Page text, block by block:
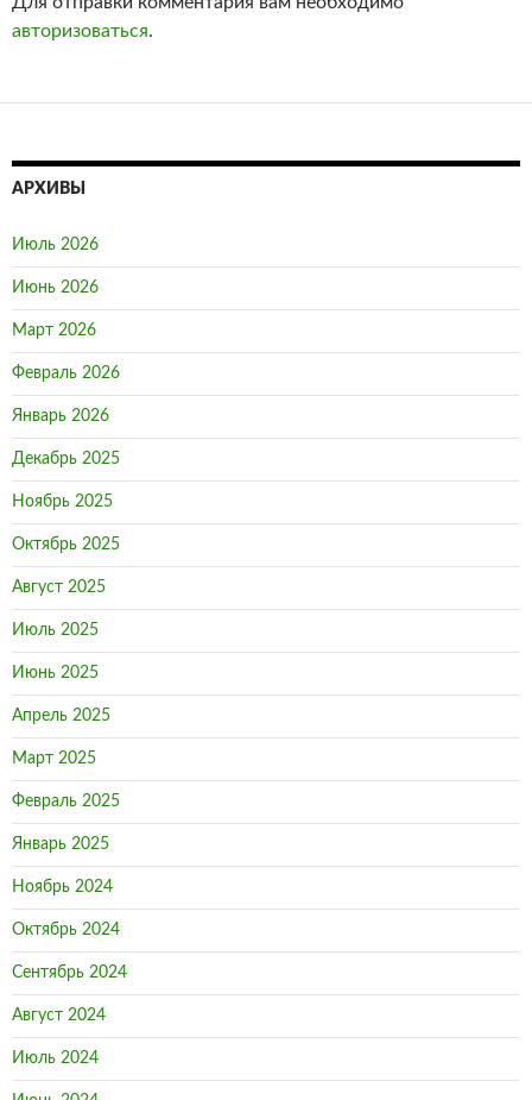
авторизоваться.
АРХИВЫ
Июль 2026
Июнь 2026
Март 2026
Февраль 2026
Январь 2026
Декабрь 2025
Ноябрь 2025
Октябрь 2025
Август 2025
Июль 2025
Июнь 2025
Апрель 2025
Март 2025
Февраль 2025
Январь 2025
Ноябрь 2024
Октябрь 2024
Сентябрь 2024
Август 2024
Июль 2024